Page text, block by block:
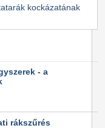
kockázatának
- a
rákszűrés